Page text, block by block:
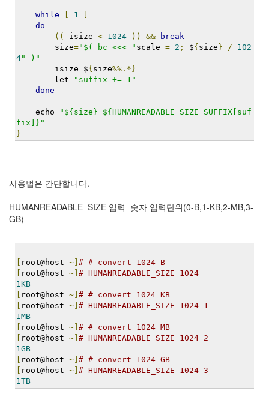
while 1
do
((
isize < 1024 )) &&
break
size="$( bc <<< " scale = 2 ; ${ size } /
102
4" )"
isize=${ size%%.*}
let
"suffix += 1"
done
echo
"${size} ${HUMANREADABLE_SIZE_SUFFIX[suf
fix]}"
}
사용법은 간단합니다.
HUMANREADABLE_SIZE 입력_숫자 입력단위(0-B,1-KB,2-MB,3-
GB)
root@host ~] # # convert 1024 B
root@host ~] # HUMANREADABLE_SIZE 1024
1KB
root@host ~] # # convert 1024 KB
root@host ~] # HUMANREADABLE_SIZE 1024 1
1MB
root@host ~] # # convert 1024 MB
root@host ~] # HUMANREADABLE_SIZE 1024 2
1GB
root@host ~] # # convert 1024 GB
root@host ~] # HUMANREADABLE_SIZE 1024 3
1TB
AnNyung
Mozilla
L10N
LInux
여
우
Notices
Find!
Categories
192
주
절
주
절